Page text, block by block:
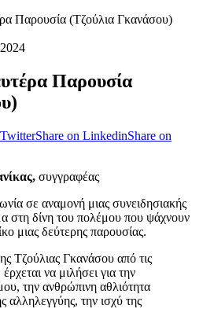
Παρουσία (Τζούλια Γκανάσου)
Παρουσία
Share on LinkedinShare on
συγγραφέας
σε αναμονή μιας συνειδησιακής
στη δίνη του πολέμου που ψάχνουν
μιας δεύτερης παρουσίας.
Τζούλιας Γκανάσου από τις
να μιλήσει για την
την ανθρώπινη αθλιότητα
αλληλεγγύης, την ισχύ της